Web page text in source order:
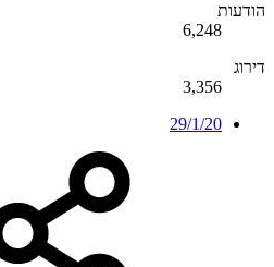
הודעות
6,248
דירוג
3,356
29/1/20